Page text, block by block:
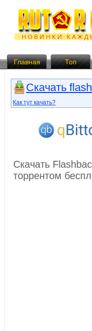
Главная Топ
Скачать
Как тут качать?
Скачать
торрентом